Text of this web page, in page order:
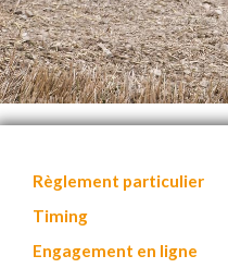
Règlement particulier
Timing
Engagement en ligne